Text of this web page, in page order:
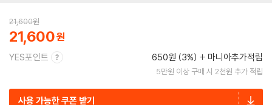
21,600원
21,600
YES포인트 650원 (3%) 마니아추가적립
5만원 이상 구매 시 2천원 추가 적립
사용 가능한 쿠폰 받기